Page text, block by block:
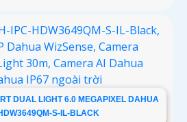
DUAL LIGHT 6.0 MEGAPIXEL DAHUA
S-IL-BLACK